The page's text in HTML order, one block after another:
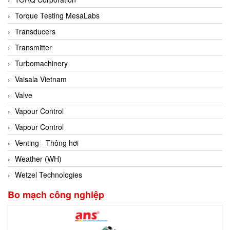
Conch
Conductix/ WAMPFLER
Contrec
Contrinex
Control Solution Minesota
Copeland
Cortem
Cosa Xentaur
Cosil
Coulton
Crouzet
Crowcon
Crutec Dust Zero Vietnam
Torque Testing MesaLabs
Transducers
Transmitter
Turbomachinery
Vaisala Vietnam
Valve
Vapour Control
Vapour Control
Venting - Thông hơi
Weather (WH)
Wetzel Technologies
Bo mạch công nghiệp